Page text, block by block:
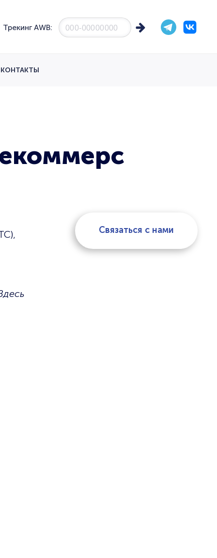
Трекинг AWB:
КОНТАКТЫ
Связаться с нами